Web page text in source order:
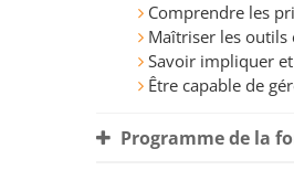
Comprendre les
Maîtriser les
Savoir impliquer
Être capable de
Programme de la